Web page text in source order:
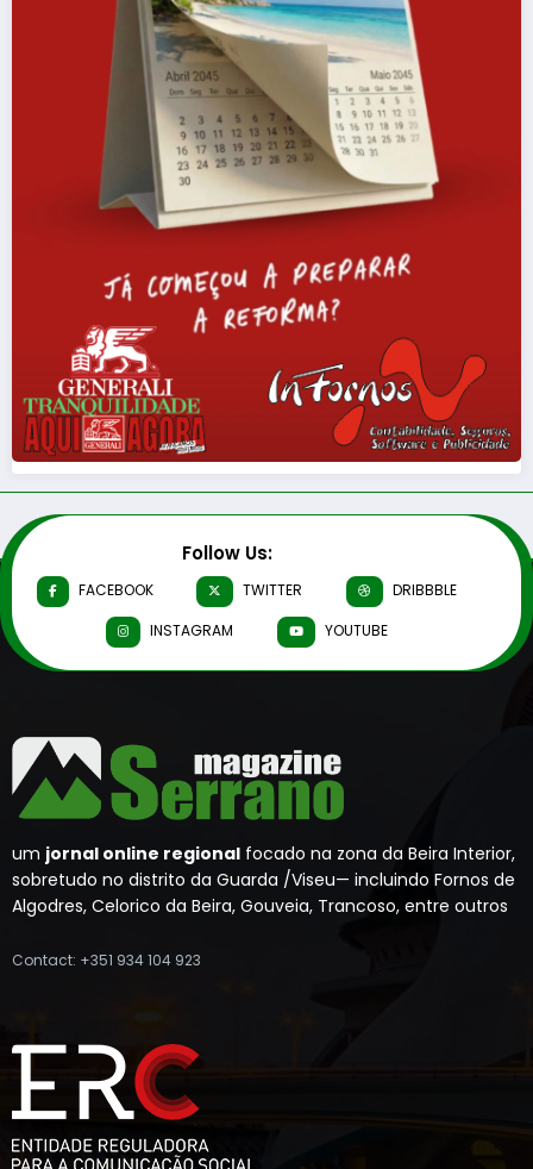
Follow Us:
FACEBOOK TWITTER
DRIBBBLE
INSTAGRAM
YOUTUBE
um jornal online regional focado na zona da Beira Interior,
sobretudo no distrito da Guarda /Viseu— incluindo Fornos de
Algodres, Celorico da Beira, Gouveia, Trancoso, entre outros
Contact: +351 934 104 923